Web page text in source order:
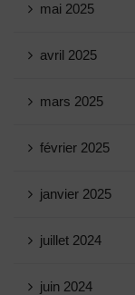
mai 2025
avril 2025
mars 2025
février 2025
janvier 2025
juillet 2024
juin 2024